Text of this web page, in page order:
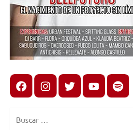
FacebookInstagram
X youtubespotify